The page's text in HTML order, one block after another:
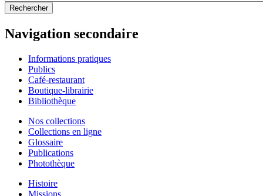
Navigation secondaire
Informations pratiques
Publics
Café-restaurant
Boutique-librairie
Bibliothèque
Nos collections
Collections en ligne
Glossaire
Publications
Photothèque
Histoire
Missions